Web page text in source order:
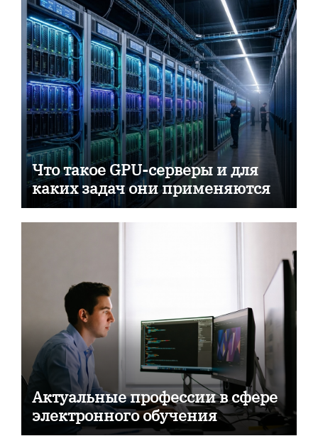
Что такое GPU-серверы и для
каких задач они применяются
Актуальные профессии в сфере
электронного обучения